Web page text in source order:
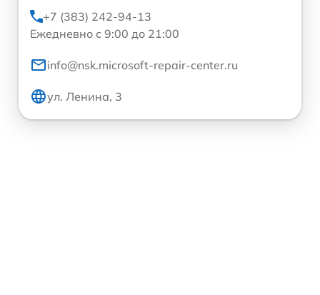
+7 (383) 242-94-13
Ежедневно с 9:00 до 21:00
info@nsk.microsoft-repair-center.ru
ул. Ленина, 3